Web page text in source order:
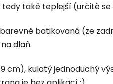
tedy také teplejší (určitě
batikovaná (ze
dlaň.
cm), kulatý jednoduchý